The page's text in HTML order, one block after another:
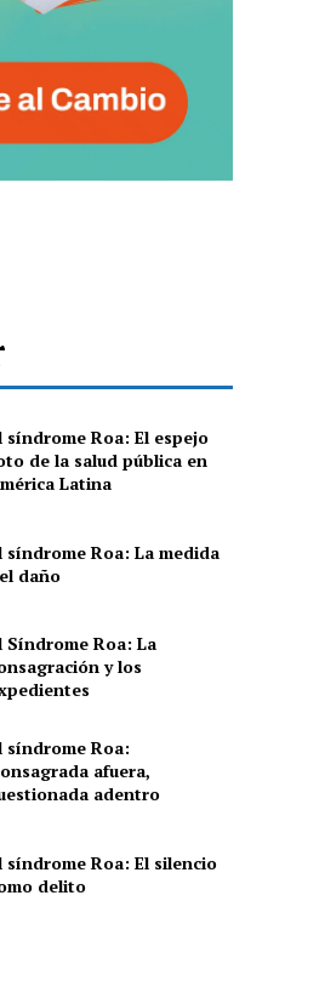
síndrome Roa: El espejo
de la salud pública en
Latina
síndrome Roa: La medida
daño
Síndrome Roa: La
y los
síndrome Roa:
afuera,
adentro
síndrome Roa: El silencio
delito